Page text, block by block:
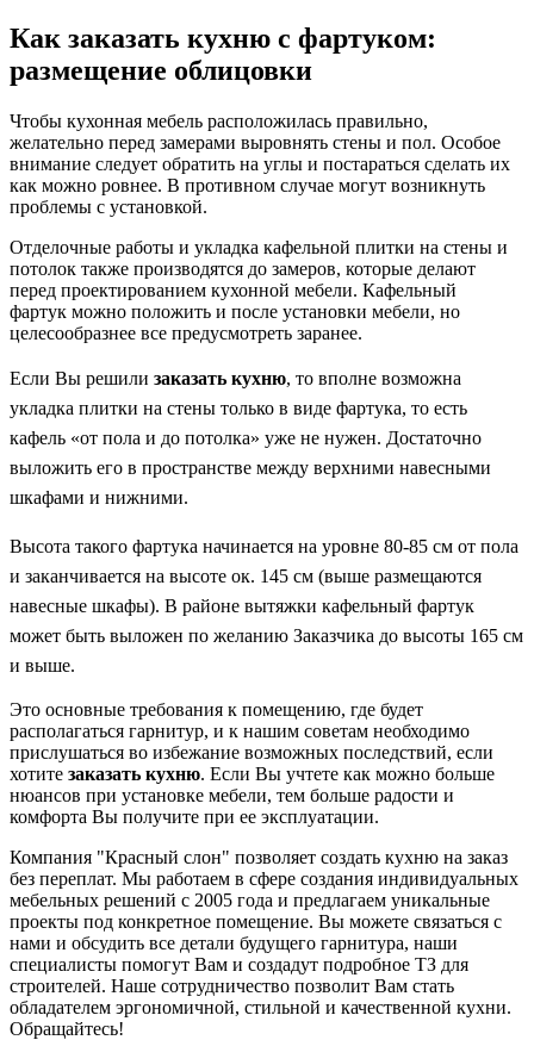
Как заказать кухню с фартуком:
размещение облицовки
Чтобы кухонная мебель расположилась правильно,
желательно перед замерами выровнять стены и пол. Особое
внимание следует обратить на углы и постараться сделать их
как можно ровнее. В противном случае могут возникнуть
проблемы с установкой.
Отделочные работы и укладка кафельной плитки на стены и
потолок также производятся до замеров, которые делают
перед проектированием кухонной мебели. Кафельный
фартук можно положить и после установки мебели, но
целесообразнее все предусмотреть заранее.
Если Вы решили заказать кухню, то вполне возможна
укладка плитки на стены только в виде фартука, то есть
кафель «от пола и до потолка» уже не нужен. Достаточно
выложить его в пространстве между верхними навесными
шкафами и нижними.
Высота такого фартука начинается на уровне 80-85 см от пола
и заканчивается на высоте ок. 145 см (выше размещаются
навесные шкафы). В районе вытяжки кафельный фартук
может быть выложен по желанию Заказчика до высоты 165 см
и выше.
Это основные требования к помещению, где будет
располагаться гарнитур, и к нашим советам необходимо
прислушаться во избежание возможных последствий, если
хотите заказать кухню. Если Вы учтете как можно больше
нюансов при установке мебели, тем больше радости и
комфорта Вы получите при ее эксплуатации.
Компания "Красный слон" позволяет создать кухню на заказ
без переплат. Мы работаем в сфере создания индивидуальных
мебельных решений с 2005 года и предлагаем уникальные
проекты под конкретное помещение. Вы можете связаться с
нами и обсудить все детали будущего гарнитура, наши
специалисты помогут Вам и создадут подробное ТЗ для
строителей. Наше сотрудничество позволит Вам стать
обладателем эргономичной, стильной и качественной кухни.
Обращайтесь!